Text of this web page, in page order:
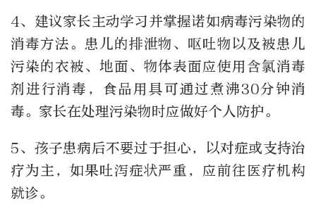
4、建议家长主动学习并掌握诺如病毒污染物的
消毒方法。患儿的排泄物、呕吐物以及被患儿
污染的衣被、地面、物体表面应使用含氯消毒
剂进行消毒，食品用具可通过煮沸30分钟消
毒。家长在处理污染物时应做好个人防护。
5、孩子患病后不要过于担心，以对症或支持治
疗为主，如果吐泻症状严重，应前往医疗机构
就诊。